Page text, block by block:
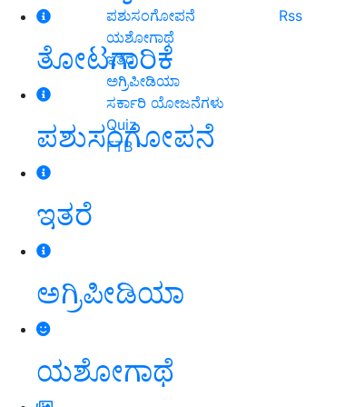
ತೋಟಗಾರಿಕೆ
ಪಶುಸಂಗೋಪನೆ
ಇತರೆ
ಅಗ್ರಿಪೀಡಿಯಾ
ಯಶೋಗಾಥೆ
ಪಶುಸಂಗೋಪನೆ
ಯಶೋಗಾಥೆ
ಇತರೆ
ಅಗ್ರಿಪೀಡಿಯಾ
ಸರ್ಕಾರಿ ಯೋಜನೆಗಳು
Quiz
FTB
Rss